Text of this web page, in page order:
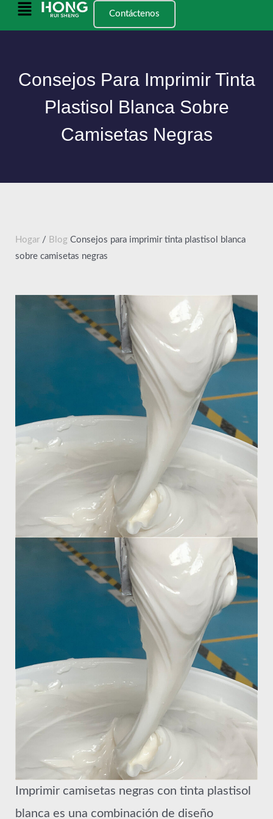
SaltarMenú
Contáctenos
Consejos Para Imprimir Tinta
Plastisol Blanca Sobre
Camisetas Negras
Hogar / Blog Consejos para imprimir tinta plastisol blanca
sobre camisetas negras
Imprimir camisetas negras con tinta plastisol
blanca es una combinación de diseño